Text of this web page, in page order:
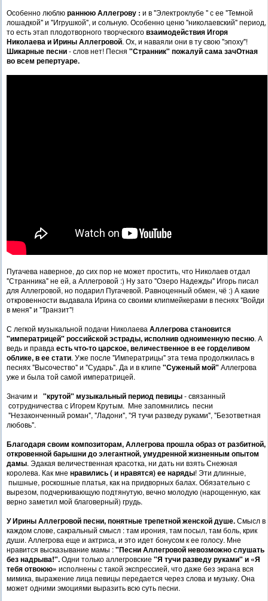
Особенно люблюраннюю Аллегрову : и в "Электроклубе " с ее "Темной
лошадкой" и "Игрушкой", и сольную. Особенно ценю "николаевский" период,
то есть этап плодотворного творческоговзаимодействия Игоря
Николаева и Ирины Аллегровой. Ох, и наваяли они в ту свою "эпоху"!
Шикарные песни- слов нет! Песня "Странник" пожалуй сама зачОтная
во всем репертуаре.
Пугачева наверное, до сих пор не может простить, что Николаев отдал
"Странника" не ей, а Аллегровой :) Ну зато "Озеро Надежды" Игорь писал
для Аллегровой, но подарил Пугачевой. Равноценный обмен, чё :) А какие
откровенности выдавала Ирина со своими клипмейкерами в песнях "Войди
в меня" и "Транзит"!
С легкой музыкальной подачи Николаева Аллегрова становится
"императрицей" российской эстрады, исполнив одноименную песню. А
ведь и правда есть что-то царское, величественное в ее горделивом
облике, в ее стати. Уже после "Императрицы" эта тема продолжилась в
песнях "Высочество" и "Сударь". Да и в клипе "Суженый мой" Аллегрова
уже и была той самой императрицей.
Значим и "крутой" музыкальный период певицы- связанный
сотрудничества с Игорем Крутым. Мне запомнились песни
"Незаконченный роман", "Ладони", "Я тучи разведу руками", "Безответная
любовь".
Благодаря своим композиторам, Аллегрова прошла образ от разбитной,
откровенной барышни до элегантной, умудренной жизненным опытом
дамы. Эдакая величественная красотка, ни дать ни взять Снежная
королева. Как мне нравились ( и нравятся) ее наряды! Эти длинные,
пышные, роскошные платья, как на придворных балах. Обязательно с
вырезом, подчеркивающую подтянутую, вечно молодую (нарощенную, как
верно заметил мой благоверный) грудь.
У Ирины Аллегровойпесни, понятные трепетной женской душе.Смысл в
каждом слове, сакральный смысл : там ирония, там посыл, там боль, крик
души. Аллегрова еще и актриса, и это идет бонусом к ее голосу. Мне
нравится высказывание мамы :"Песни Аллегровой невозможно слушать
без надрыва!".Одни только аллегровские "Я тучи разведу руками" и «Я
тебя отвоюю» исполнены с такой экспрессией, что даже без экрана вся
мимика, выражение лица певицы передается через слова и музыку. Она
может одними эмоциями выразить всю суть песни.